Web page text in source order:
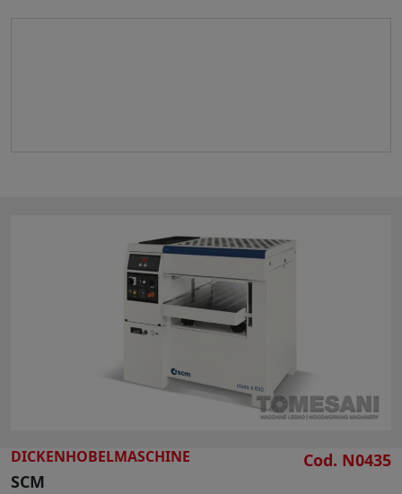
DICKENHOBELMASCHINE
SCM
Cod. N0435